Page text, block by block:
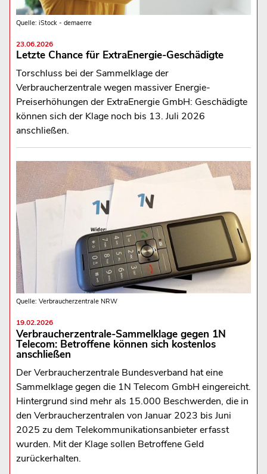
Quelle: iStock - demaerre
23.06.2026
Letzte Chance für ExtraEnergie-Geschädigte
Torschluss bei der Sammelklage der
Verbraucherzentrale wegen massiver Energie-
Preiserhöhungen der ExtraEnergie GmbH: Geschädigte
können sich der Klage noch bis 13. Juli 2026
anschließen.
Quelle: Verbraucherzentrale NRW
19.02.2026
Verbraucherzentrale-Sammelklage gegen 1N
Telecom: Betroffene können sich kostenlos
anschließen
Der Verbraucherzentrale Bundesverband hat eine
Sammelklage gegen die 1N Telecom GmbH eingereicht.
Hintergrund sind mehr als 15.000 Beschwerden, die in
den Verbraucherzentralen von Januar 2023 bis Juni
2025 zu dem Telekommunikationsanbieter erfasst
wurden. Mit der Klage sollen Betroffene Geld
zurückerhalten.